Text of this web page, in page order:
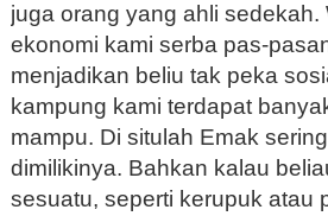
juga orang yang ahli sedekah.
ekonomi kami serba pas-
menjadikan beliu tak peka
kampung kami terdapat
mampu. Di situlah Emak
dimilikinya. Bahkan kalau
sesuatu, seperti kerupuk atau